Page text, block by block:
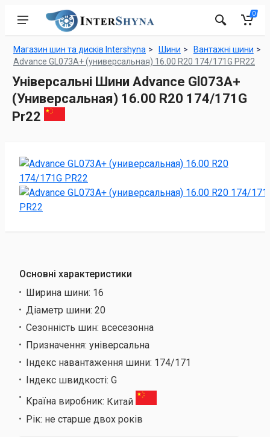
0
Магазин шин та дисків Intershyna Шини
Вантажні шини
Advance GL073A+ (универсальная) 16.00 R20 174/171G PR22
Універсальні Шини Advance Gl073A+
(Универсальная) 16.00 R20 174/171G
Pr22
Основні характеристики
Ширина шини: 16
Діаметр шини: 20
Сезонність шин: всесезонна
Призначення: універсальна
Індекс навантаження шини: 174/171
Індекс швидкості: G
Країна виробник: Китай
Рік: не старше двох років